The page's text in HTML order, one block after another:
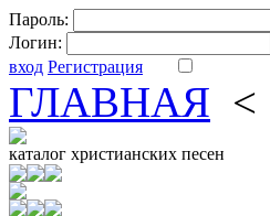
Пароль:
Логин:
вход Регистрация
ГЛАВНАЯ <
каталог христианских песен